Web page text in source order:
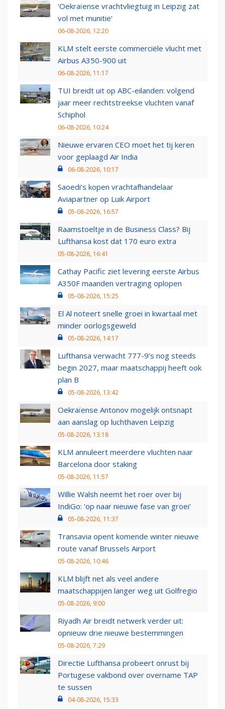
'Oekraïense vrachtvliegtuig in Leipzig zat
vol met munitie'
06-08-2026, 12:20
KLM stelt eerste commerciële vlucht met
Airbus A350-900 uit
06-08-2026, 11:17
TUI breidt uit op ABC-eilanden: volgend
jaar meer rechtstreekse vluchten vanaf
Schiphol
06-08-2026, 10:24
Nieuwe ervaren CEO moet het tij keren
voor geplaagd Air India
06-08-2026, 10:17
Saoedi’s kopen vrachtafhandelaar
Aviapartner op Luik Airport
05-08-2026, 16:57
Raamstoeltje in de Business Class? Bij
Lufthansa kost dat 170 euro extra
05-08-2026, 16:41
Cathay Pacific ziet levering eerste Airbus
A350F maanden vertraging oplopen
05-08-2026, 15:25
El Al noteert snelle groei in kwartaal met
minder oorlogsgeweld
05-08-2026, 14:17
Lufthansa verwacht 777-9’s nog steeds
begin 2027, maar maatschappij heeft ook
plan B
05-08-2026, 13:42
Oekraïense Antonov mogelijk ontsnapt
aan aanslag op luchthaven Leipzig
05-08-2026, 13:18
KLM annuleert meerdere vluchten naar
Barcelona door staking
05-08-2026, 11:57
Willie Walsh neemt het roer over bij
IndiGo: 'op naar nieuwe fase van groei'
05-08-2026, 11:37
Transavia opent komende winter nieuwe
route vanaf Brussels Airport
05-08-2026, 10:46
KLM blijft net als veel andere
maatschappijen langer weg uit Golfregio
05-08-2026, 9:00
Riyadh Air breidt netwerk verder uit:
opnieuw drie nieuwe bestemmingen
05-08-2026, 7:29
Directie Lufthansa probeert onrust bij
Portugese vakbond over overname TAP
te sussen
04-08-2026, 15:33